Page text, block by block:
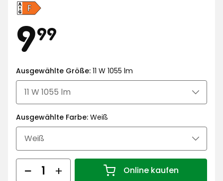
Energieeffizienzklasse
F,
auf
einer
Skala
von
A+++
bis
G
Preis
999
€
Ausgewählte Größe: 11 W 1055 lm
Ausgewählte Farbe: Weiß
Menge Online kaufen
Menge 1